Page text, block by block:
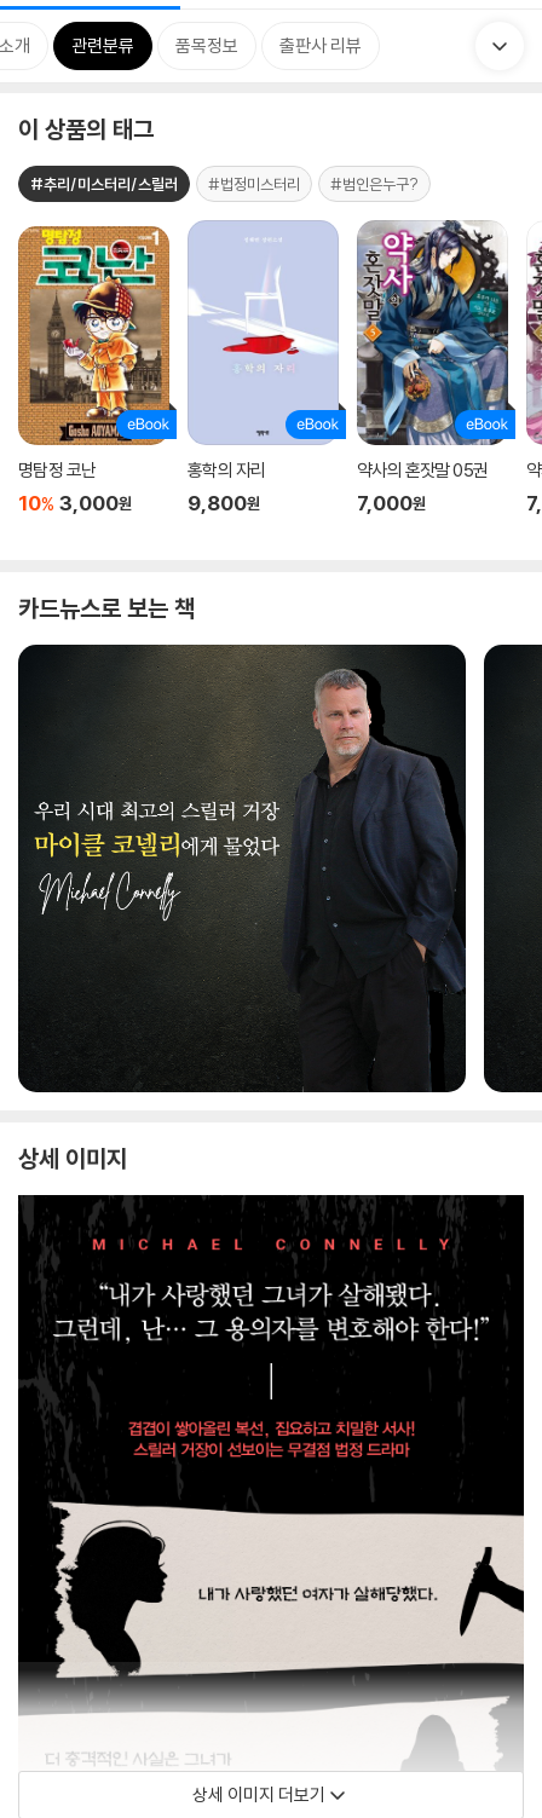
개 관련분류 품목정보 출판사 리뷰
이 상품의 태그
#추리/미스터리/스릴러 #법정미스터리 #범인은누구?
명탐정 코난
10% 3,000원
홍학의 자리
9,800원
약사의 혼잣말 05권
7,000원
카드뉴스로 보는 책
상세 이미지
상세 이미지 더보기